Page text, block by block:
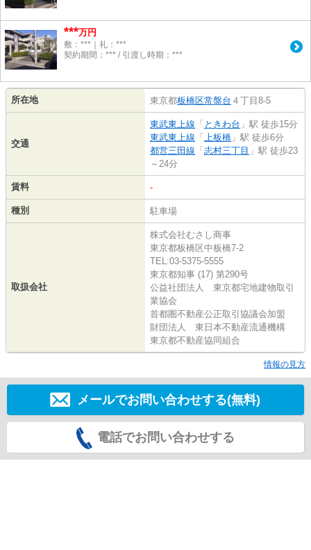
***万円
敷：***｜礼：***
契約期間：*** / 引渡し時期：***
所在地 東京都板橋区常盤台 ４丁目8-5
交通
東武東上線 「 ときわ台 」駅 徒歩15分
東武東上線 「 上板橋 」駅 徒歩6分
都営三田線 「 志村三丁目 」駅 徒歩23
～24分
賃料 -
種別 駐車場
取扱会社
株式会社むさし商事
東京都板橋区中板橋7-2
TEL:03-5375-5555
東京都知事 (17) 第290号
公益社団法人 東京都宅地建物取引
業協会
首都圏不動産公正取引協議会加盟
財団法人 東日本不動産流通機構
東京都不動産協同組合
情報の見方
メールでお問い合わせする(無料)
電話でお問い合わせする